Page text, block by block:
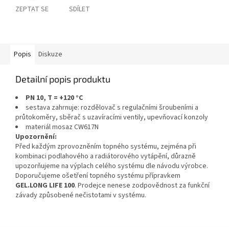
ZEPTAT SE SDÍLET
Popis Diskuze
Detailní popis produktu
PN 10, T = +120 °C
sestava zahrnuje: rozdělovač s regulačními šroubeními a
průtokoměry, sběrač s uzavíracími ventily, upevňovací konzoly
materiál mosaz CW617N
Upozornění:
Před každým zprovozněním topného systému, zejména při
kombinaci podlahového a radiátorového vytápění, důrazně
upozorňujeme na výplach celého systému dle návodu výrobce.
Doporučujeme ošetření topného systému přípravkem
GEL.LONG LIFE 100. Prodejce nenese zodpovědnost za funkční
závady způsobené nečistotami v systému.